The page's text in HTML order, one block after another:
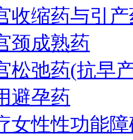
收缩药与引
颈成熟药
松弛药(抗早
避孕药
女性性功能